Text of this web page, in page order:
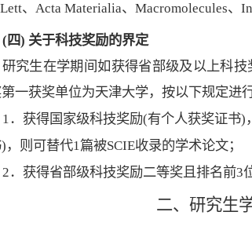
t、 Acta Materialia、 Macromolecules、
( 四) 关于科技奖励的界定
研究生在学期间如获得省部级及以上科技
一获奖单位为天津大学，按以下规定进行
1．获得国家级科技奖励(有个人获奖证书)
) ，则可替代1篇被SCIE收录的学术论文；
2．获得省部级科技奖励二等奖且排名前3
二、研究生